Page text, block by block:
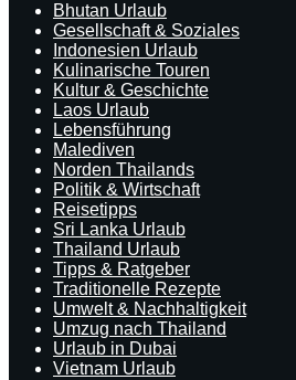
Bhutan Urlaub
Gesellschaft & Soziales
Indonesien Urlaub
Kulinarische Touren
Kultur & Geschichte
Laos Urlaub
Lebensführung
Malediven
Norden Thailands
Politik & Wirtschaft
Reisetipps
Sri Lanka Urlaub
Thailand Urlaub
Tipps & Ratgeber
Traditionelle Rezepte
Umwelt & Nachhaltigkeit
Umzug nach Thailand
Urlaub in Dubai
Vietnam Urlaub